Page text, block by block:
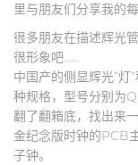
里与朋友们分享我的每
很多朋友在描述辉光
很形象吧……
中国产的侧显辉光”
种规格，型号分别为
翻了翻箱底，找出来
金纪念版时钟的PCB
子钟。